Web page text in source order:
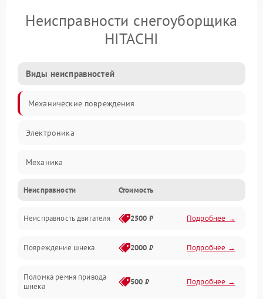
Неисправности снегоуборщика
HITACHI
Виды неисправностей
Механические повреждения
Электроника
Механика
Трансмиссия
Электропитание
Двигатель
Неисправности Стоимость
Неисправность двигателя 2500 ₽ Подробнее →
Повреждение шнека 2000 ₽ Подробнее →
Поломка ремня привода
шнека
500 ₽ Подробнее →